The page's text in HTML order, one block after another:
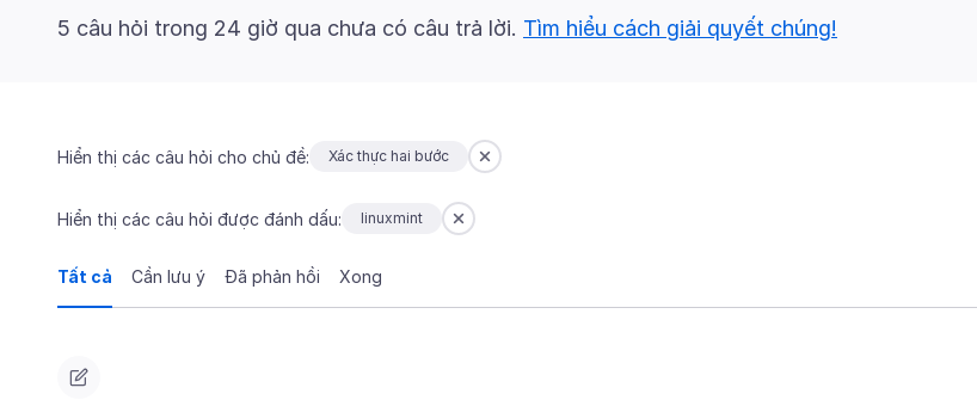
5 câu hỏi trong 24 giờ qua chưa có câu trả lời. Tìm hiểu cách giải quyết chúng!
Hiển thị các câu hỏi cho chủ đề: Xác thực hai bước
Hiển thị các câu hỏi được đánh dấu: linuxmint
Tất cả Cần lưu ý Đã phản hồi Xong